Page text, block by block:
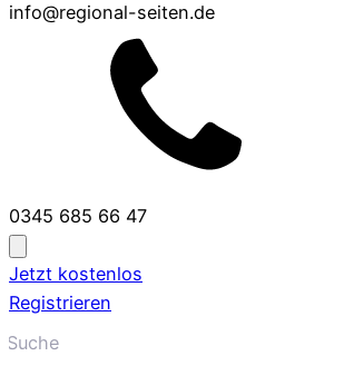
info@regional-seiten.de
0345 685 66 47
Jetzt kostenlos
Registrieren